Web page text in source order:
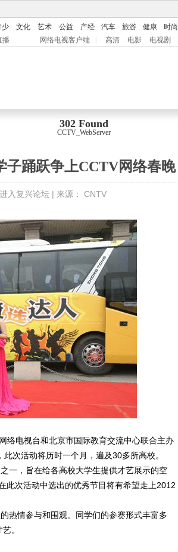
少 文化 艺术 公益 产经 汽车 旅游 健康 时尚
播 网络电视客户端 高清 电影 电视剧
302 Found
CCTV_WebServer
子踊跃争上CCTV网络春晚
进入复兴论坛| 来源： CNTV
电视台和北京市国际教育交流中心联合主办
次活动将历时一个月，遍及30多所高校。
，旨在给各高校大学生提供才艺展示的空
此次活动中选出的优秀节目将有希望走上2012
情参与和围观。同学们的参赛形式丰富多
。